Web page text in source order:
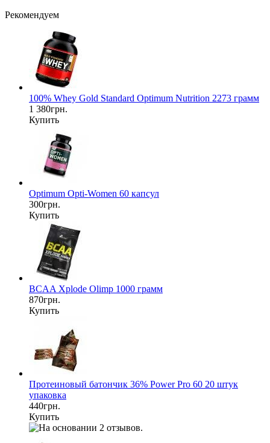
Рекомендуем
100% Whey Gold Standard Optimum Nutrition 2273 грамм
1 380грн.
Купить
Optimum Opti-Women 60 капсул
300грн.
Купить
BCAA Xplode Olimp 1000 грамм
870грн.
Купить
Протеиновый батончик 36% Power Pro 60 20 штук
упаковка
440грн.
Купить